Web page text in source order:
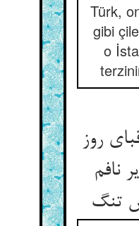
Türk,
gibi
o
روز